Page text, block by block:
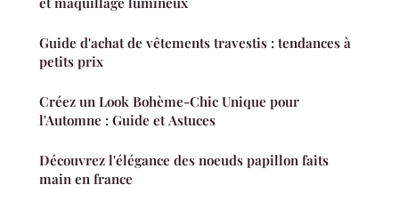
Guide d'achat de vêtements travestis : tendances à
petits prix
Créez un Look Bohème-Chic Unique pour
l'Automne : Guide et Astuces
Découvrez l'élégance des noeuds papillon faits
main en france